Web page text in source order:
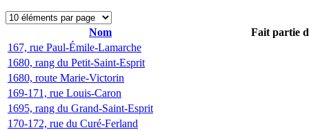
Nom
Fait partie
167, rue Paul-Émile-Lamarche
1680, rang du Petit-Saint-Esprit
1680, route Marie-Victorin
169-171, rue Louis-Caron
1695, rang du Grand-Saint-Esprit
170-172, rue du Curé-Ferland